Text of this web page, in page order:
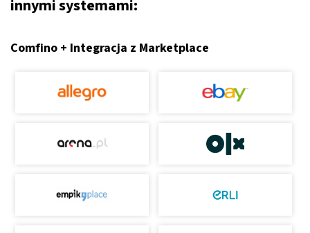
innymi systemami:
Comfino + Integracja z Marketplace